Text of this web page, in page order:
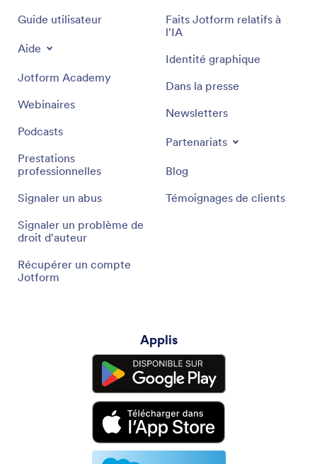
Guide utilisateur
Aide
Jotform Academy
Webinaires
Podcasts
Prestations
professionnelles
Signaler un abus
Signaler un problème de
droit d'auteur
Récupérer un compte
Jotform
Faits Jotform relatifs à
l'IA
Identité graphique
Dans la presse
Newsletters
Partenariats
Blog
Témoignages de clients
Applis